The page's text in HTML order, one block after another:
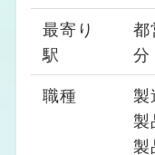
最寄り
駅
分
職種
製
製
製